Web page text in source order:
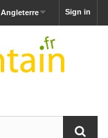
Sign in
Angleterre